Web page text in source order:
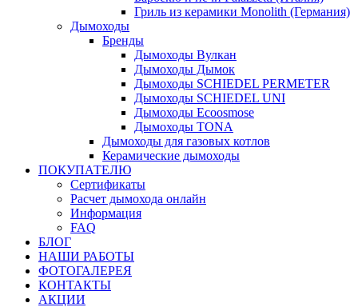
Гриль из керамики Monolith (Германия)
Дымоходы
Бренды
Дымоходы Вулкан
Дымоходы Дымок
Дымоходы SCHIEDEL PERMETER
Дымоходы SCHIEDEL UNI
Дымоходы Ecoosmose
Дымоходы TONA
Дымоходы для газовых котлов
Керамические дымоходы
ПОКУПАТЕЛЮ
Сертификаты
Расчет дымохода онлайн
Информация
FAQ
БЛОГ
НАШИ РАБОТЫ
ФОТОГАЛЕРЕЯ
КОНТАКТЫ
АКЦИИ